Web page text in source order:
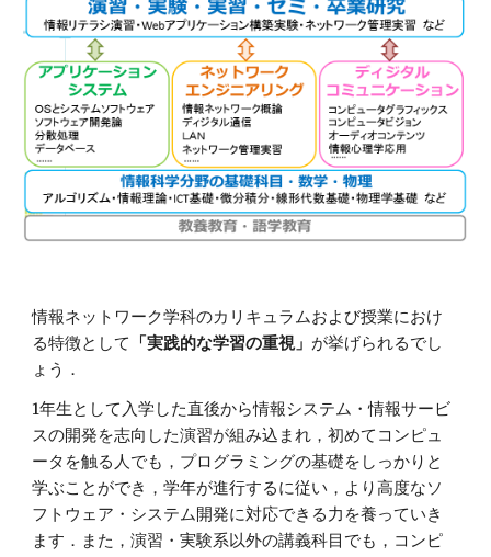
情報ネットワーク学科のカリキュラムおよび授業におけ
る特徴として
「実践的な学習の重視」 が挙げられるでし
ょう．
1年生として入学した直後から情報システム・情報サービ
スの開発を志向した演習が組み込まれ，初めてコンピュ
ータを触る人でも，プログラミングの基礎をしっかりと
学ぶことができ，学年が進行するに従い，より高度なソ
フトウェア・システム開発に対応できる力を養っていき
ます．また，演習・実験系以外の講義科目でも，コンピ